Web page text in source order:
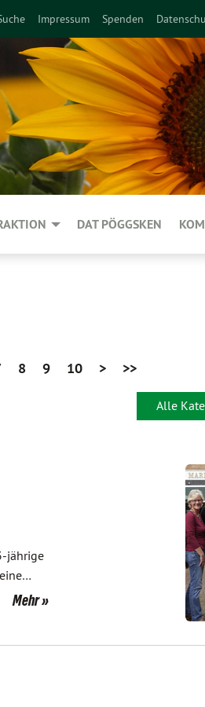
Impressum Spenden
DAT PÖGGSKEN
8 9 10 > >>
Alle
jährige
Mehr